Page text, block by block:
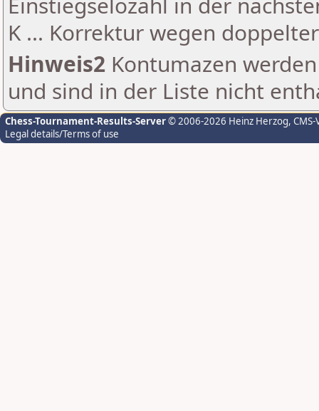
K ... Korrektur wegen
Hinweis2 Kontumazen
und sind in der Liste nicht
Chess-Tournament-Results-Server© 2006-2026 Heinz Herzog,
Legal details/Terms of use